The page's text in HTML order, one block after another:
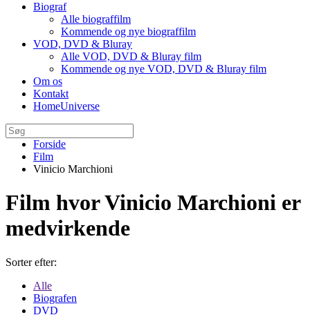
Biograf
Alle biograffilm
Kommende og nye biograffilm
VOD, DVD & Bluray
Alle VOD, DVD & Bluray film
Kommende og nye VOD, DVD & Bluray film
Om os
Kontakt
HomeUniverse
Forside
Film
Vinicio Marchioni
Film hvor Vinicio Marchioni er
medvirkende
Sorter efter:
Alle
Biografen
DVD